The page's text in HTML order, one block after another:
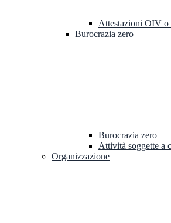
Attestazioni OIV o
Burocrazia zero
Burocrazia zero
Attività soggette a
Organizzazione